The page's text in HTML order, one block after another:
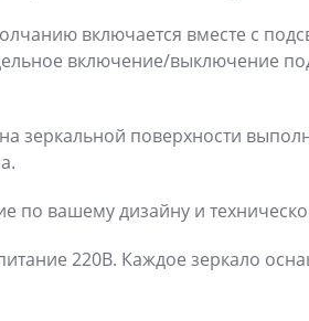
включается вместе с
включение/выключение
зеркальной поверхности
по вашему дизайну и
220В. Каждое зеркало